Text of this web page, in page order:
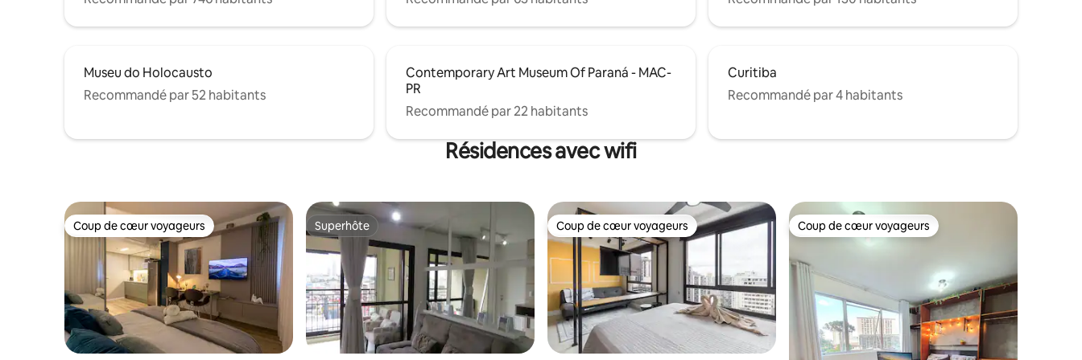
Museu do Holocausto
Recommandé par 52 habitants
Contemporary Art Museum Of Paraná - MAC-
PR
Recommandé par 22 habitants
Curitiba
Recommandé par 4 habitants
Résidences avec wifi
Coup de cœur voyageurs
Coup de cœur voyageurs Superhôte
Superhôte Coup de cœur voyageurs
Coup de cœur voyageurs Coup de cœur voyageurs
Coup de cœur voyageurs